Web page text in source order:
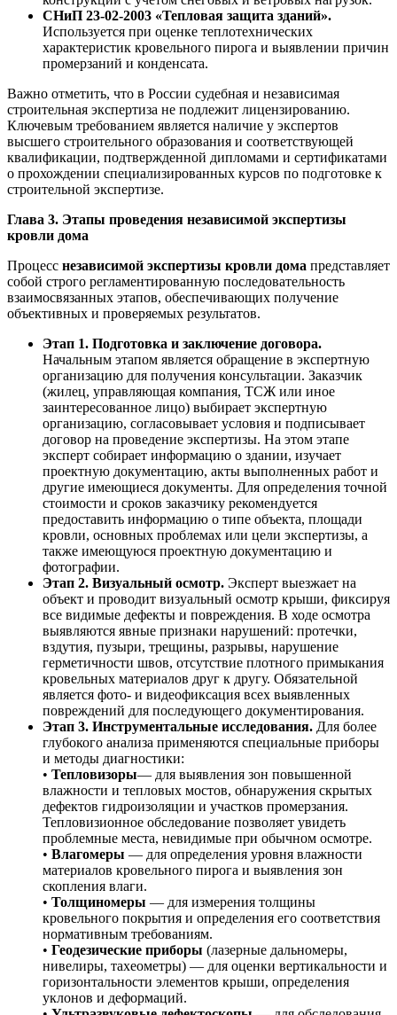
СНиП 23-02-2003 «Тепловая защита зданий».
Используется при оценке теплотехнических
характеристик кровельного пирога и выявлении причин
промерзаний и конденсата.
Важно отметить, что в России судебная и независимая
строительная экспертиза не подлежит лицензированию.
Ключевым требованием является наличие у экспертов
высшего строительного образования и соответствующей
квалификации, подтвержденной дипломами и сертификатами
о прохождении специализированных курсов по подготовке к
строительной экспертизе.
Глава 3. Этапы проведения независимой экспертизы
кровли дома
Процесс независимой экспертизы кровли дома представляет
собой строго регламентированную последовательность
взаимосвязанных этапов, обеспечивающих получение
объективных и проверяемых результатов.
Этап 1. Подготовка и заключение договора.
Начальным этапом является обращение в экспертную
организацию для получения консультации. Заказчик
(жилец, управляющая компания, ТСЖ или иное
заинтересованное лицо) выбирает экспертную
организацию, согласовывает условия и подписывает
договор на проведение экспертизы. На этом этапе
эксперт собирает информацию о здании, изучает
проектную документацию, акты выполненных работ и
другие имеющиеся документы. Для определения точной
стоимости и сроков заказчику рекомендуется
предоставить информацию о типе объекта, площади
кровли, основных проблемах или цели экспертизы, а
также имеющуюся проектную документацию и
фотографии.
Этап 2. Визуальный осмотр. Эксперт выезжает на
объект и проводит визуальный осмотр крыши, фиксируя
все видимые дефекты и повреждения. В ходе осмотра
выявляются явные признаки нарушений: протечки,
вздутия, пузыри, трещины, разрывы, нарушение
герметичности швов, отсутствие плотного примыкания
кровельных материалов друг к другу. Обязательной
является фото- и видеофиксация всех выявленных
повреждений для последующего документирования.
Этап 3. Инструментальные исследования. Для более
глубокого анализа применяются специальные приборы
и методы диагностики:
• Тепловизоры— для выявления зон повышенной
влажности и тепловых мостов, обнаружения скрытых
дефектов гидроизоляции и участков промерзания.
Тепловизионное обследование позволяет увидеть
проблемные места, невидимые при обычном осмотре.
• Влагомеры — для определения уровня влажности
материалов кровельного пирога и выявления зон
скопления влаги.
• Толщиномеры — для измерения толщины
кровельного покрытия и определения его соответствия
нормативным требованиям.
• Геодезические приборы (лазерные дальномеры,
нивелиры, тахеометры) — для оценки вертикальности и
горизонтальности элементов крыши, определения
уклонов и деформаций.